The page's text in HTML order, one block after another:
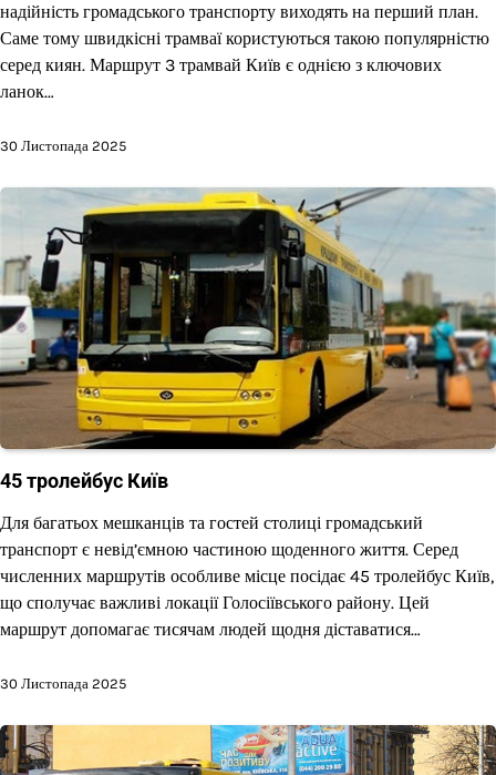
надійність громадського транспорту виходять на перший план.
Саме тому швидкісні трамваї користуються такою популярністю
серед киян. Маршрут 3 трамвай Київ є однією з ключових
ланок…
30 Листопада 2025
45 тролейбус Київ
Для багатьох мешканців та гостей столиці громадський
транспорт є невід’ємною частиною щоденного життя. Серед
численних маршрутів особливе місце посідає 45 тролейбус Київ,
що сполучає важливі локації Голосіївського району. Цей
маршрут допомагає тисячам людей щодня діставатися…
30 Листопада 2025